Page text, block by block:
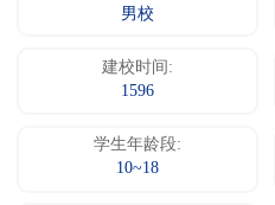
男校
建校时间:
1596
学生年龄段:
10~18